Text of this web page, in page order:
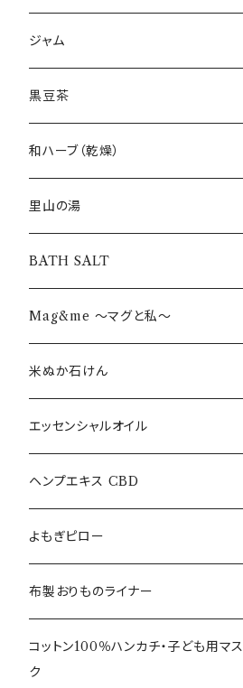
ジャム
黒豆茶
和ハーブ（乾燥）
里山の湯
BATH SALT
Mag&me ～マグと私～
米ぬか石けん
エッセンシャルオイル
ヘンプエキス CBD
よもぎピロー
布製おりものライナー
コットン100％ハンカチ・子ども用マス
ク